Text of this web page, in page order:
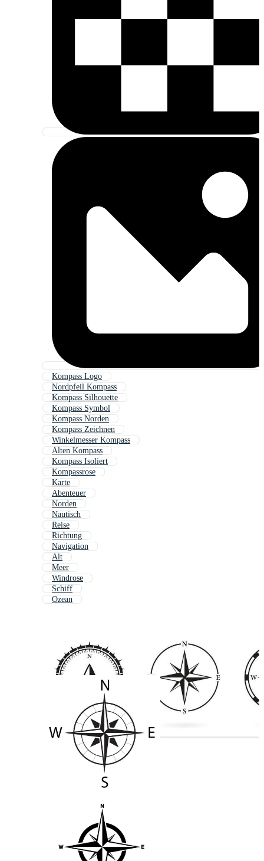
Kompass Logo
Nordpfeil Kompass
Kompass Silhouette
Kompass Symbol
Kompass Norden
Kompass Zeichnen
Winkelmesser Kompass
Alten Kompass
Kompass Isoliert
Kompassrose
Karte
Abenteuer
Norden
Nautisch
Reise
Richtung
Navigation
Alt
Meer
Windrose
Schiff
Ozean